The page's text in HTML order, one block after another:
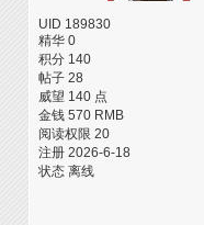
UID 189830
精华 0
积分 140
帖子 28
威望 140 点
金钱 570 RMB
阅读权限 20
注册 2026-6-18
状态 离线